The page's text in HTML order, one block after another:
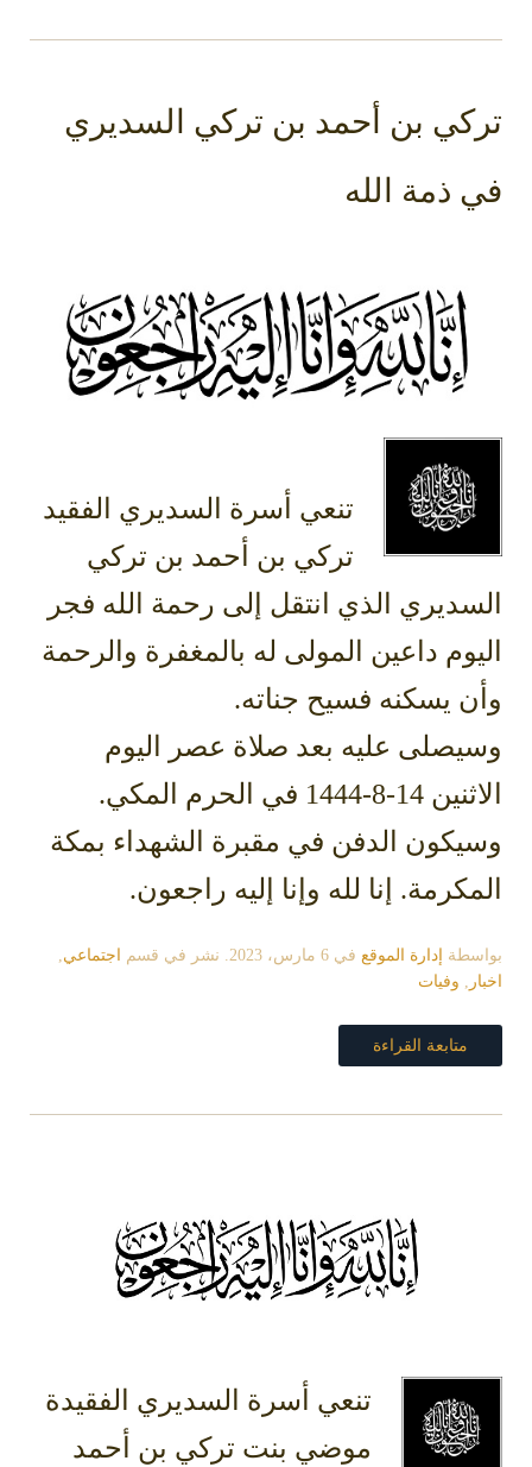
تركي بن أحمد بن تركي السديري
في ذمة الله
تنعي أسرة السديري الفقيد
تركي بن أحمد بن تركي
السديري الذي انتقل إلى رحمة الله فجر
اليوم داعين المولى له بالمغفرة والرحمة
وأن يسكنه فسيح جناته.
وسيصلى عليه بعد صلاة عصر اليوم
الاثنين 14-8-1444 في الحرم المكي.
وسيكون الدفن في مقبرة الشهداء بمكة
المكرمة. إنا لله وإنا إليه راجعون.
بواسطة إدارة الموقع في 6 مارس، 2023 . نشر في قسم اجتماعي,
اخبار , وفيات
متابعة القراءة
تنعي أسرة السديري الفقيدة
موضي بنت تركي بن أحمد